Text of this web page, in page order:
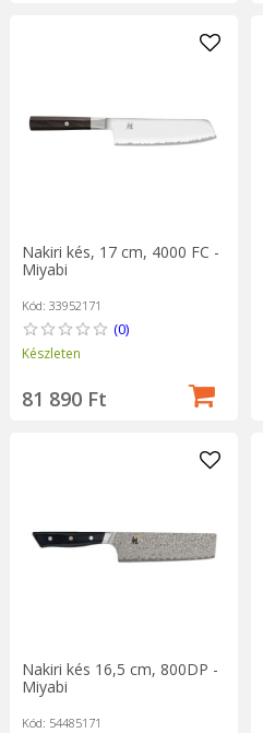
Nakiri kés, 17 cm, 4000 FC -
Miyabi
Kód: 33952171
(0)
Készleten
81 890 Ft
Nakiri kés 16,5 cm, 800DP -
Miyabi
Kód: 54485171